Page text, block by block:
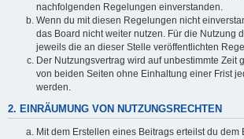
nachfolgenden Regelungen einverstanden.
Wenn du mit diesen Regelungen nicht
das Board nicht weiter nutzen. Für die Nutzung
jeweils die an dieser Stelle veröffentlichten
Der Nutzungsvertrag wird auf unbestimmte Zeit
von beiden Seiten ohne Einhaltung einer Frist
werden.
2. EINRÄUMUNG VON NUTZUNGSRECHTEN
Mit dem Erstellen eines Beitrags erteilst du